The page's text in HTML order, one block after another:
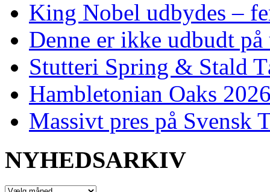
King Nobel udbydes –
Denne er ikke udbudt
Stutteri Spring & Stald
Hambletonian Oaks
Massivt pres på Svensk
NYHEDSARKIV
NYHEDSARKIV